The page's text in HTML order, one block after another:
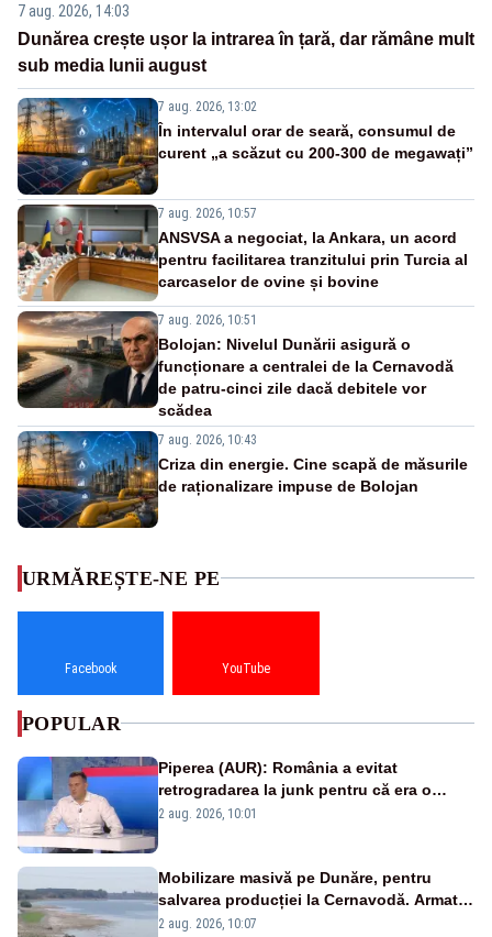
7 aug. 2026, 14:03
Dunărea crește ușor la intrarea în țară, dar rămâne mult
sub media lunii august
7 aug. 2026, 13:02
În intervalul orar de seară, consumul de
curent „a scăzut cu 200-300 de megawați”
7 aug. 2026, 10:57
ANSVSA a negociat, la Ankara, un acord
pentru facilitarea tranzitului prin Turcia al
carcaselor de ovine și bovine
7 aug. 2026, 10:51
Bolojan: Nivelul Dunării asigură o
funcționare a centralei de la Cernavodă
de patru-cinci zile dacă debitele vor
scădea
7 aug. 2026, 10:43
Criza din energie. Cine scapă de măsurile
de raționalizare impuse de Bolojan
URMĂREȘTE-NE PE
Facebook YouTube
POPULAR
Piperea (AUR): România a evitat
retrogradarea la junk pentru că era o
catastrofă pentru bănci și fondurile de
2 aug. 2026, 10:01
Mobilizare masivă pe Dunăre, pentru
salvarea producției la Cernavodă. Armata
va detona o stâncă și va devia apa
2 aug. 2026, 10:07